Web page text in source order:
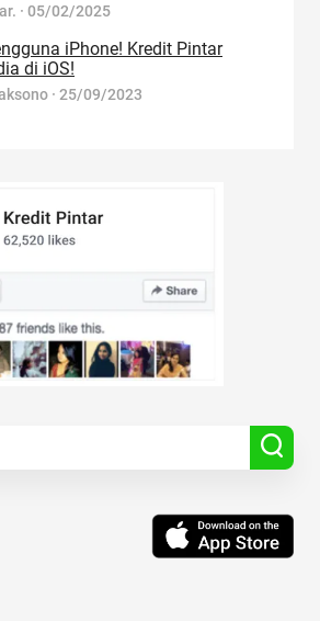
· 05/02/2025
iPhone! Kredit Pintar
di iOS!
· 25/09/2023